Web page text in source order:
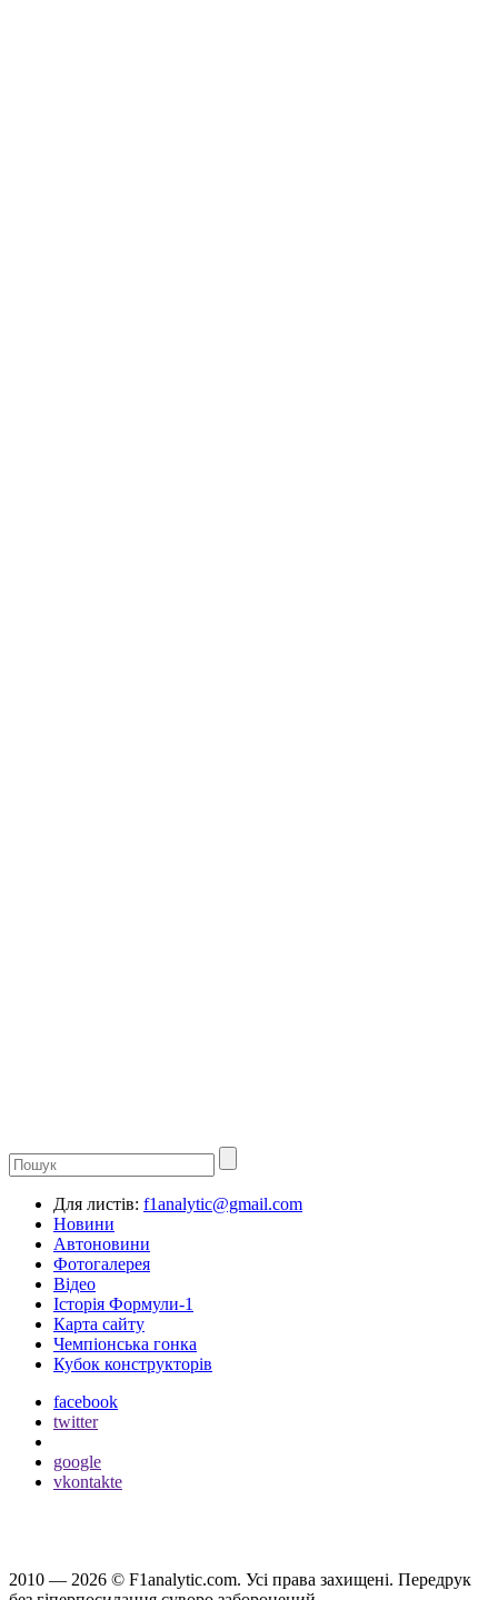
Для листів: f1analytic@gmail.com
Новини
Автоновини
Фотогалерея
Відео
Історія Формули-1
Карта сайту
Чемпіонська гонка
Кубок конструкторів
facebook
twitter
google
vkontakte
2010 — 2026 © F1analytic.com. Усi права захищенi. Передрук